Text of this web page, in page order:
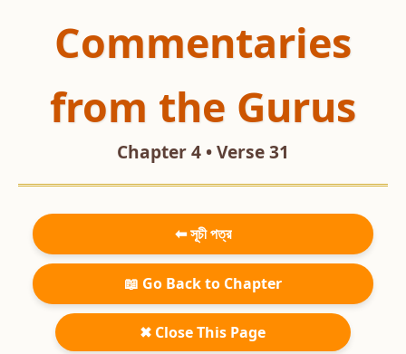
Commentaries
from the Gurus
Chapter 4 • Verse 31
⬅ সূচী পত্র
📖 Go Back to Chapter
✖ Close This Page